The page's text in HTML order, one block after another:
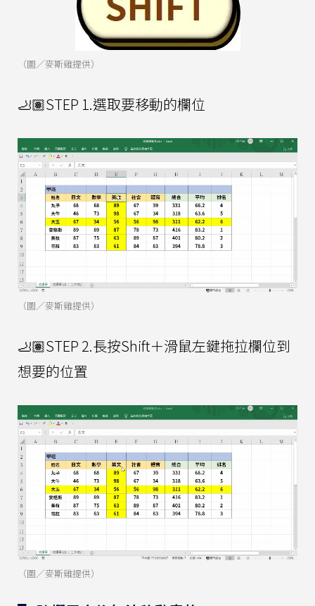
（圖／麥斯雞提供）
🦶🏽STEP 1.選取要移動的欄位
（圖／麥斯雞提供）
🦶🏽STEP 2.長按Shift＋滑鼠左鍵拖拉欄位到
想要的位置
（圖／麥斯雞提供）